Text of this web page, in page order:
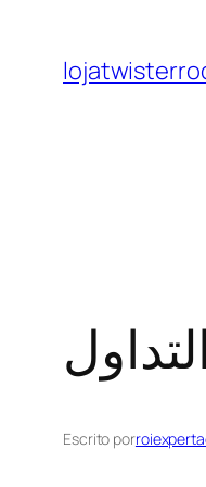
Escrito por